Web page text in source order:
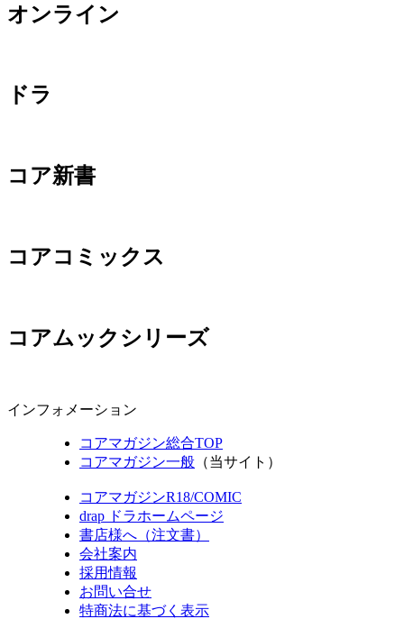
オンライン
ドラ
コア新書
コアコミックス
コアムックシリーズ
インフォメーション
コアマガジン総合TOP
コアマガジン一般 （当サイト）
コアマガジンR18/COMIC
drap ドラホームページ
書店様へ（注文書）
会社案内
採用情報
お問い合せ
特商法に基づく表示